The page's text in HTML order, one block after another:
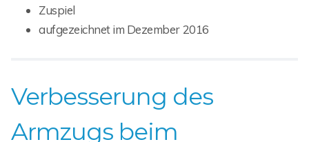
Zuspiel
aufgezeichnet im Dezember 2016
Verbesserung des
Armzugs beim